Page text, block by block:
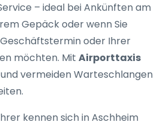
– ideal bei Ankünften am
Gepäck oder wenn Sie
oder Ihrer
möchten. Mit Airporttaxis
vermeiden Warteschlangen
kennen sich in Aschheim